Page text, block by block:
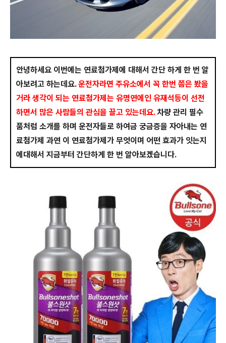
안녕하세요 이번에는 연료첨가제에 대해서 간단 하게 한 번 알
아보려고 하는데요.운전자라면 주유소에서 꼭 한번 쯤은 봤을
거라 생각이 되는 연료첨가제는 유명연에인 유재석등이 선전
하면서 많은 사람들의 관심을 끌고 있는데요.차량 관리 필수
품처럼 소개를 하며 운전자들로 하여금 궁금증을 자아내는 연
료첨가제 과연 이 연료첨가제가 무엇이며 어떤 효과가 잇는지
에대해서 지금부터 간단하게 한 번 알아보겠습니다.